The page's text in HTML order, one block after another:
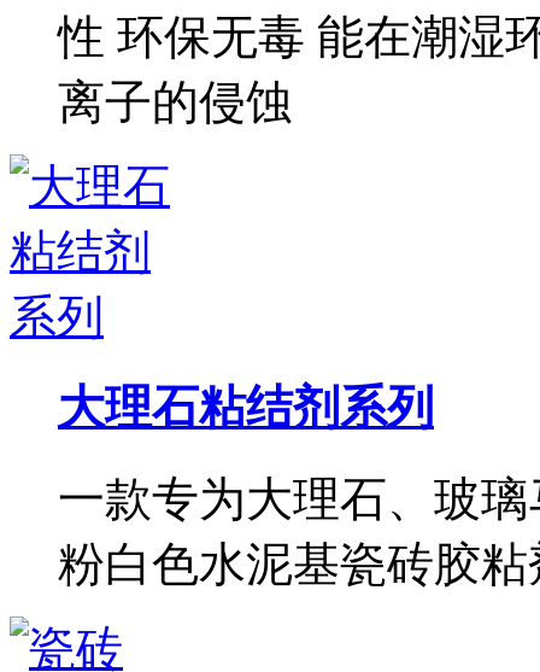
性 环保无毒 能在潮湿
离子的侵蚀
大理石粘结剂系列
一款专为大理石、玻
粉白色水泥基瓷砖胶